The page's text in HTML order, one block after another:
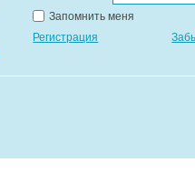
Запомнить меня
Регистрация